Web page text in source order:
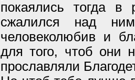
покаялись тогда
сжалился над
человеколюбив и
для того, чтоб они
прославляли